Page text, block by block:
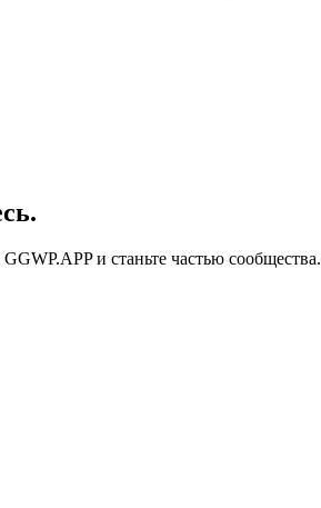
и станьте частью сообщества.